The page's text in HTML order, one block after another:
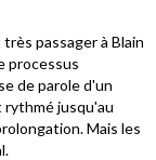
passager à Blain
processus
de parole d'un
rythmé jusqu'au
Mais les